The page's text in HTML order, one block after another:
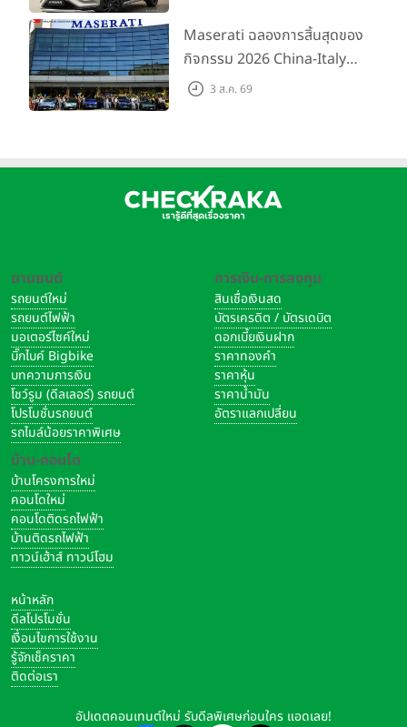
200 คัน พร้อมข้อเสนอสุดคุ้ม
Maserati ฉลองการสิ้นสุดของ
กิจกรรม 2026 China-Italy
Grand Tour ณ สำนักงาน
3 ส.ค. 69
ยานยนต์
รถยนต์ใหม่
รถยนต์ไฟฟ้า
มอเตอร์ไซค์ใหม่
บิ๊กไบค์ Bigbike
บทความการเงิน
โชว์รูม (ดีลเลอร์) รถยนต์
โปรโมชั่นรถยนต์
รถไมล์น้อยราคาพิเศษ
บ้าน-คอนโด
บ้านโครงการใหม่
คอนโดใหม่
คอนโดติดรถไฟฟ้า
บ้านติดรถไฟฟ้า
ทาวน์เฮ้าส์ ทาวน์โฮม
การเงิน-การลงทุน
สินเชื่อเงินสด
บัตรเครดิต / บัตรเดบิต
ดอกเบี้ยเงินฝาก
ราคาทองคำ
ราคาหุ้น
ราคาน้ำมัน
อัตราแลกเปลี่ยน
หน้าหลัก
ดีลโปรโมชั่น
เงื่อนไขการใช้งาน
รู้จักเช็คราคา
ติดต่อเรา
อัปเดตคอนเทนต์ใหม่ รับดีลพิเศษก่อนใคร แอดเลย!